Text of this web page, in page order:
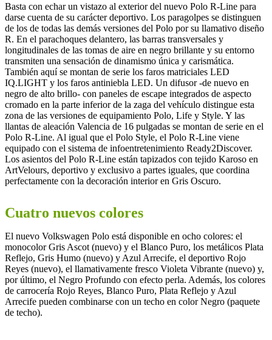
Basta con echar un vistazo al exterior del nuevo Polo R-Line para
darse cuenta de su carácter deportivo. Los paragolpes se distinguen
de los de todas las demás versiones del Polo por su llamativo diseño
R. En el parachoques delantero, las barras transversales y
longitudinales de las tomas de aire en negro brillante y su entorno
transmiten una sensación de dinamismo única y carismática.
También aquí se montan de serie los faros matriciales LED
IQ.LIGHT y los faros antiniebla LED. Un difusor -de nuevo en
negro de alto brillo- con paneles de escape integrados de aspecto
cromado en la parte inferior de la zaga del vehículo distingue esta
zona de las versiones de equipamiento Polo, Life y Style. Y las
llantas de aleación Valencia de 16 pulgadas se montan de serie en el
Polo R-Line. Al igual que el Polo Style, el Polo R-Line viene
equipado con el sistema de infoentretenimiento Ready2Discover.
Los asientos del Polo R-Line están tapizados con tejido Karoso en
ArtVelours, deportivo y exclusivo a partes iguales, que coordina
perfectamente con la decoración interior en Gris Oscuro.
Cuatro nuevos colores
El nuevo Volkswagen Polo está disponible en ocho colores: el
monocolor Gris Ascot (nuevo) y el Blanco Puro, los metálicos Plata
Reflejo, Gris Humo (nuevo) y Azul Arrecife, el deportivo Rojo
Reyes (nuevo), el llamativamente fresco Violeta Vibrante (nuevo) y,
por último, el Negro Profundo con efecto perla. Además, los colores
de carrocería Rojo Reyes, Blanco Puro, Plata Reflejo y Azul
Arrecife pueden combinarse con un techo en color Negro (paquete
de techo).